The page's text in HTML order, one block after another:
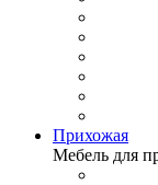
Прихожая
Мебель для